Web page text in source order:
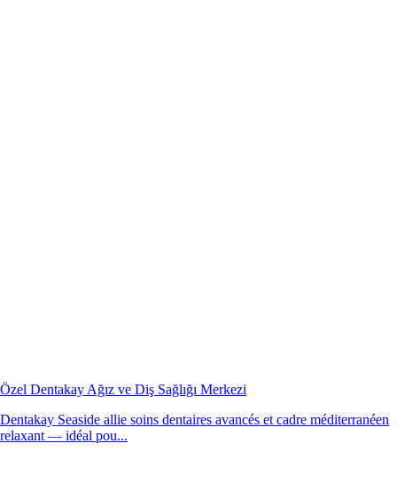
Özel Dentakay Ağız ve Diş Sağlığı Merkezi
Dentakay Seaside allie soins dentaires avancés et cadre méditerranéen
relaxant — idéal pou...